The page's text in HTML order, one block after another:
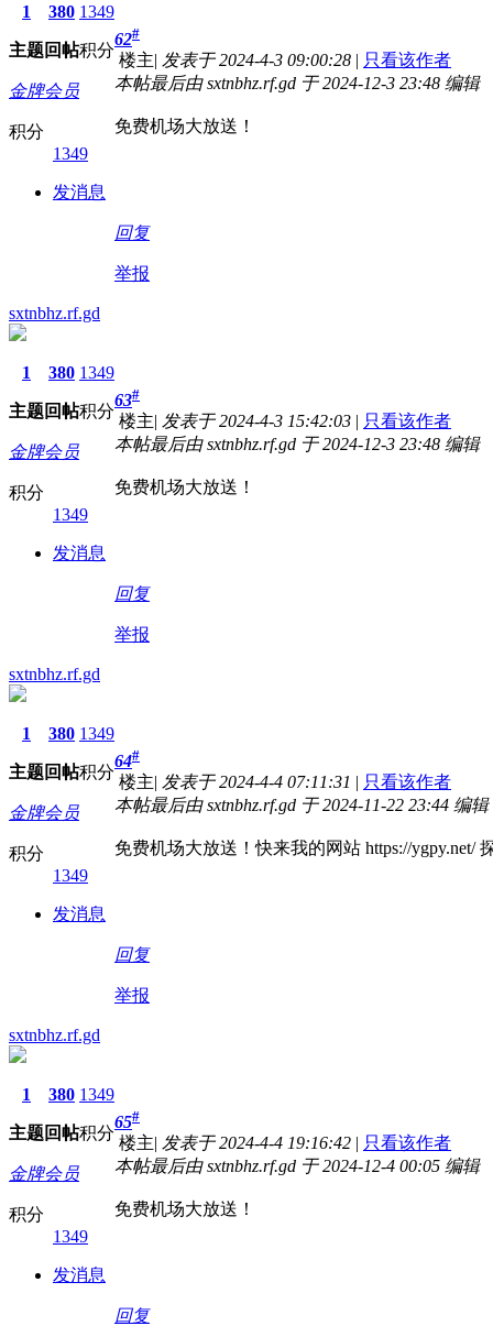
1
主题
380
回帖
1349
积分
金牌会员
积分
1349
发消息
62#
楼主| 发表于 2024-4-3 09:00:28 | 只看该作者
本帖最后由 sxtnbhz.rf.gd 于 2024-12-3 23:48 编辑
免费机场大放送！
回复
举报
sxtnbhz.rf.gd
1
主题
380
回帖
1349
积分
金牌会员
积分
1349
发消息
63#
楼主| 发表于 2024-4-3 15:42:03 | 只看该作者
本帖最后由 sxtnbhz.rf.gd 于 2024-12-3 23:48 编辑
免费机场大放送！
回复
举报
sxtnbhz.rf.gd
1
主题
380
回帖
1349
积分
金牌会员
积分
1349
发消息
64#
楼主| 发表于 2024-4-4 07:11:31 | 只看该作者
本帖最后由 sxtnbhz.rf.gd 于 2024-11-22 23:44 编辑
免费机场大放送！快来我的网站 https://ygpy.net/
回复
举报
sxtnbhz.rf.gd
1
主题
380
回帖
1349
积分
金牌会员
积分
1349
发消息
65#
楼主| 发表于 2024-4-4 19:16:42 | 只看该作者
本帖最后由 sxtnbhz.rf.gd 于 2024-12-4 00:05 编辑
免费机场大放送！
回复